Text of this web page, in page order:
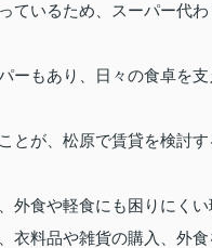
ているため、スーパー代
ーもあり、日々の食卓を
とが、松原で賃貸を検討
食や軽食にも困りにくい
衣料品や雑貨の購入、外